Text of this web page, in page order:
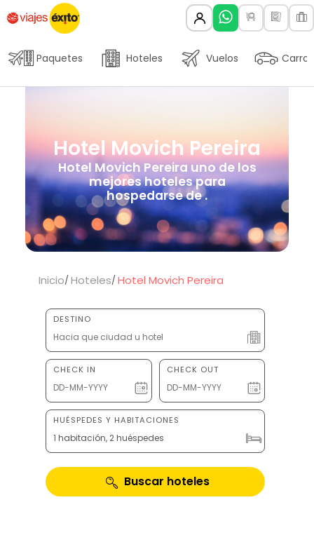
Paquetes Hoteles Vuelos Carros
Hotel Movich Pereira
Hotel Movich Pereira uno de los
mejores hoteles para
hospedarse de .
Inicio Hoteles Hotel Movich Pereira
DESTINO
CHECK IN CHECK OUT
HUÉSPEDES Y HABITACIONES
1 habitación, 2 huéspedes
Buscar hoteles